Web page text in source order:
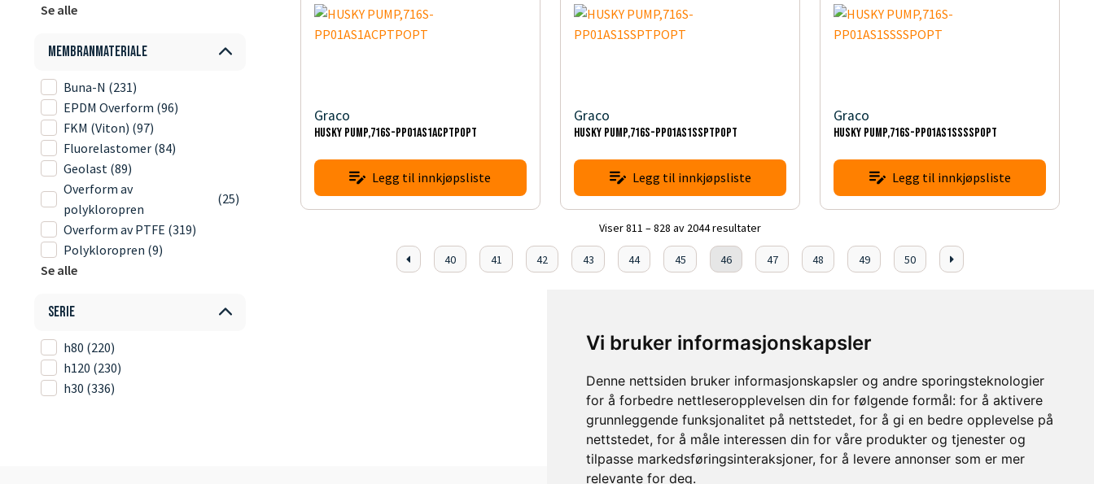
Vi bruker informasjonskapsler
Denne nettsiden bruker informasjonskapsler og andre sporingsteknologier
for å forbedre nettleseropplevelsen din for følgende formål: for å aktivere
grunnleggende funksjonalitet på nettstedet, for å gi en bedre opplevelse på
nettstedet, for å måle interessen din for våre produkter og tjenester og
tilpasse markedsføringsinteraksjoner, for å levere annonser som er mer
relevante for deg.
Se alle
Membranmateriale
Buna-N (231)
EPDM Overform (96)
FKM (Viton) (97)
Fluorelastomer (84)
Geolast (89)
Overform av
polykloropren
(25)
Overform av PTFE (319)
Polykloropren (9)
Se alle
Serie
h80 (220)
h120 (230)
h30 (336)
Graco
HUSKY PUMP,716S-PP01AS1ACPTPOPT
Legg til innkjøpsliste
Graco
HUSKY PUMP,716S-PP01AS1SSPTPOPT
Legg til innkjøpsliste
Graco
HUSKY PUMP,716S-PP01AS1SSSSPOPT
Legg til innkjøpsliste
Viser 811 – 828 av 2044 resultater
40 41 42 43 44 45 46 47 48 49 50